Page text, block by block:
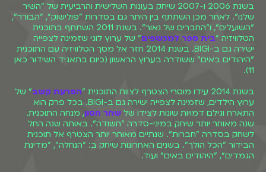
בשנת 2006 ו-2007 שיחק בעונות השלישית והרביעית של "השיר
שלנו". לאחר מכן השתתף בין היתר גם בסדרות "פולישוק", "הבורר",
"השועלים", ו"החברים של נאור". בשנת 2011 השתתף בתוכנית
הטלוויזיה "בית ספר למכשפים" של ערוץ לוגי שזמינה לצפייה
ישירה גם ב-BIGI. בשנת 2014 חזר אל מסך הטלוויזיה עם התוכנית
"היהודים באים" ששודרה בערוץ הראשון (כיום בתאגיד השידור כאן
11).
בשנת 2014 עידו מוסרי הצטרף לצוות התוכנית "
הפרעת קשב" של
ערוץ הילדים, שזמינה לצפייה ישירה גם ב-BIGI. בכל פרק הוא
התארח וגילם דמויות שונות לצידו של שחר חסון, מנחה התוכנית.
שנה מאוחר יותר שיחק במיני-סדרה "חשודה". באותה שנה החל
לשחק בסדרה "חברות". שנתיים מאוחר יותר הצטרף אל תוכנית
הבידור "הכל הולך". בשנים האחרונות שיחק ב: "הנחלה", "מדינת
הגמדים", "היהודים באים" ועוד.